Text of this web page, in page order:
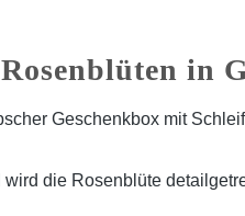
in
Geschenkbox mit
die Rosenblüte